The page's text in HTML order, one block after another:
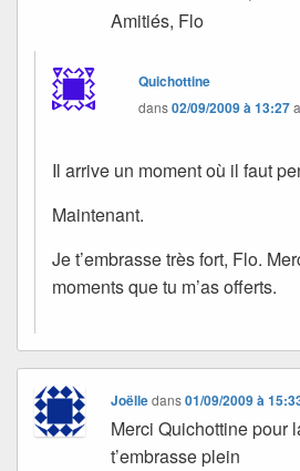
Amitiés, Flo
Quichottine
dans02/09/2009 à 13:27
Il arrive un moment où il faut
Maintenant.
Je t’embrasse très fort, Flo.
moments que tu m’as offerts.
Joëlledans01/09/2009 à
Merci Quichottine
t’embrasse plein